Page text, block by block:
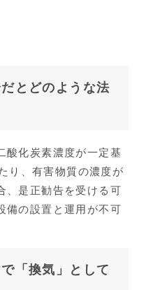
とどのような法
酸化炭素濃度が一定基
り、有害物質の濃度が
、是正勧告を受ける可
備の設置と運用が不可
「換気」として